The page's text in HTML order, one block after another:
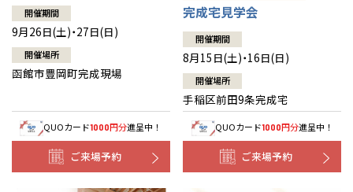
開催期間
9月26日(土)・27日(日)
開催場所
函館市豊岡町完成現場
QUOカード1000円分進呈中！
ご来場予約
完成宅見学会
開催期間
8月15日(土)・16日(日)
開催場所
手稲区前田9条完成宅
QUOカード1000円分進呈中！
ご来場予約